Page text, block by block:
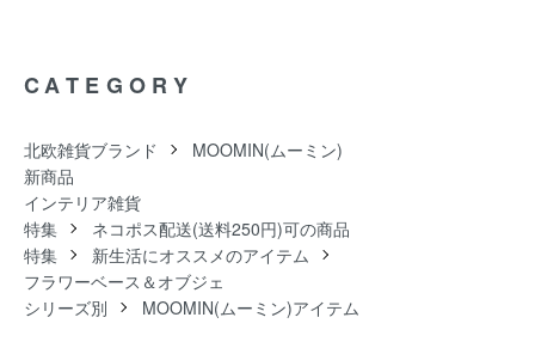
CATEGORY
北欧雑貨ブランド
MOOMIN(ムーミン)
新商品
インテリア雑貨
特集
ネコポス配送(送料250円)可の商品
特集
新生活にオススメのアイテム
フラワーベース＆オブジェ
シリーズ別
MOOMIN(ムーミン)アイテム